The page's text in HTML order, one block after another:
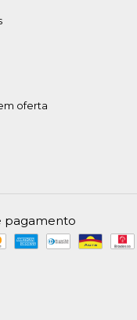
oferta
pagamento